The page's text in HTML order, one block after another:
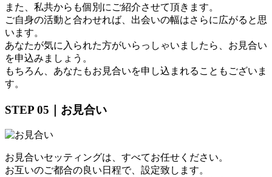
また、私共からも個別にご紹介させて頂きます。
ご自身の活動と合わせれば、出会いの幅はさらに広がると思
います。
あなたが気に入られた方がいらっしゃいましたら、お見合い
を申込みましょう。
もちろん、あなたもお見合いを申し込まれることもございま
す。
STEP 05｜お見合い
お見合いセッティングは、すべてお任せください。
お互いのご都合の良い日程で、設定致します。